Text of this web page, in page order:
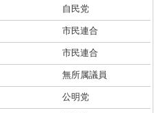
自民党
市民連合
市民連合
無所属議員
公明党